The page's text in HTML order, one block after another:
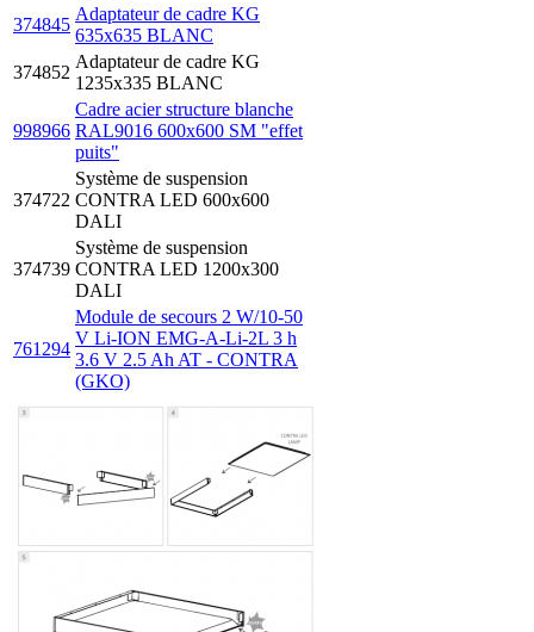
374845
Adaptateur de cadre KG
635x635 BLANC
374852
Adaptateur de cadre KG
1235x335 BLANC
998966
Cadre acier structure blanche
RAL9016 600x600 SM "effet
puits"
374722
Système de suspension
CONTRA LED 600x600
DALI
374739
Système de suspension
CONTRA LED 1200x300
DALI
761294
Module de secours 2 W/10-50
V Li-ION EMG-A-Li-2L 3 h
3.6 V 2.5 Ah AT - CONTRA
(GKO)